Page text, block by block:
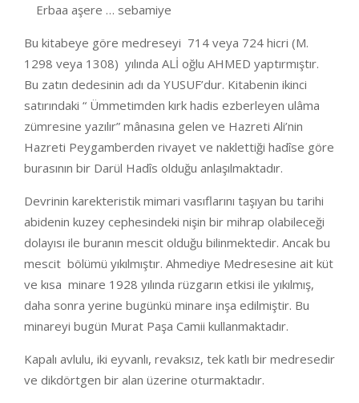
Erbaa aşere … sebamiye
Bu kitabeye göre medreseyi 714 veya 724 hicri (M.
1298 veya 1308) yılında ALİ oğlu AHMED yaptırmıştır.
Bu zatın dedesinin adı da YUSUF’dur. Kitabenin ikinci
satırındaki “ Ümmetimden kırk hadis ezberleyen ulâma
zümresine yazılır” mânasına gelen ve Hazreti Ali’nin
Hazreti Peygamberden rivayet ve naklettiği hadîse göre
burasının bir Darül Hadîs olduğu anlaşılmaktadır.
Devrinin karekteristik mimari vasıflarını taşıyan bu tarihi
abidenin kuzey cephesindeki nişin bir mihrap olabileceği
dolayısı ile buranın mescit olduğu bilinmektedir. Ancak bu
mescit bölümü yıkılmıştır. Ahmediye Medresesine ait küt
ve kısa minare 1928 yılında rüzgarın etkisi ile yıkılmış,
daha sonra yerine bugünkü minare inşa edilmiştir. Bu
minareyi bugün Murat Paşa Camii kullanmaktadır.
Kapalı avlulu, iki eyvanlı, revaksız, tek katlı bir medresedir
ve dikdörtgen bir alan üzerine oturmaktadır.